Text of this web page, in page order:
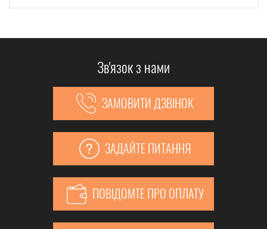
Зв'язок з нами
ЗАМОВИТИ ДЗВІНОК
ЗАДАЙТЕ ПИТАННЯ
ПОВІДОМТЕ ПРО ОПЛАТУ